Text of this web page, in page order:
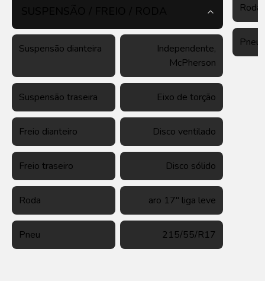
Suspensão dianteira
Independente,
McPherson
Suspensão traseira Eixo de torção
Freio dianteiro Disco ventilado
Freio traseiro Disco sólido
Roda aro 17" liga leve
Pneu 215/55/R17
Roda
Pneu